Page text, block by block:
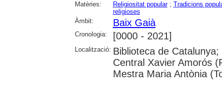
Matèries: Religiositat popular; Tradicions
religioses
Àmbit:
Baix Gaià
Cronologia: [0000 - 2021]
Localització: Biblioteca de
Central Xavier Amorós
Mestra Maria Antònia